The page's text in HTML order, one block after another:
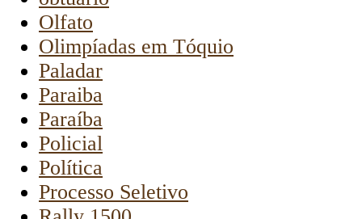
Olfato
Olimpíadas em Tóquio
Paladar
Paraiba
Paraíba
Policial
Política
Processo Seletivo